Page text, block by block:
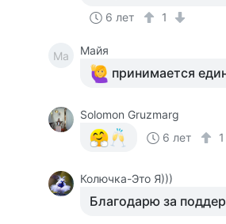
6 лет 1
Ма Майя
принимается
Solomon Gruzmarg
6 лет
1
Колючка-Это Я)))
Благодарю за